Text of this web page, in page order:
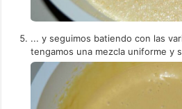
... y seguimos batiendo con las
tengamos una mezcla uniforme y